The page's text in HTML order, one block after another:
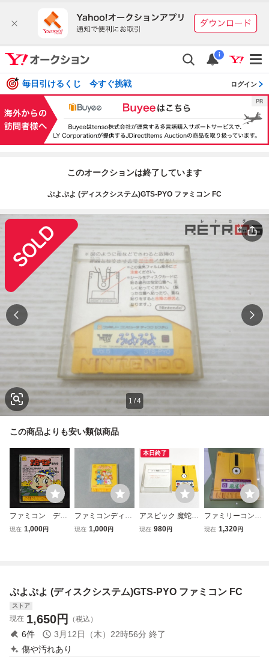
i
毎日引けるくじ 今すぐ挑戦 ログイン
このオークションは終了しています
ぷよぷよ (ディスクシステム)GTS-PYO ファミコン FC
1 /4
この商品よりも安い類似商品
ファミコン ディ
スク ナゾラーラ
現在 1,000円
ファミコンディス
クシステム 消えた
現在 1,000円
本日終了
アスピック 魔蛇王
の呪い【動作確認
現在 980円
ファミリーコンピ
ューター ディス
現在 1,320円
ぷよぷよ (ディスクシステム)GTS-PYO ファミコン FC
ストア
現在 1,650円 （税込）
6件 3月12日（木）22時56分 終了
傷や汚れあり